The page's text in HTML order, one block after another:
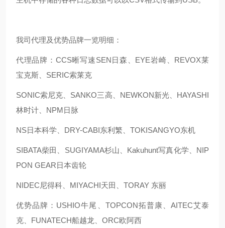
我司代理及优势品牌一览明细：
代理品牌：CCS晰写速SEN日森、EYE岩崎、REVOX莱
宝克斯、SERIC索莱克
SONIC索尼克、SANKO三高、NEWKON新光、HAYASHI
林时计、NPM日脉
NS日本科学、DRY-CABI东利繁、TOKISANGYO东机
SIBATA柴田、SUGIYAMA杉山、Kakuhunt写真化学、NIP
PON GEAR日本齿轮
NIDEC尼得科、MIYACHI天田、TORAY 东丽
优势品牌：USHIO牛尾、TOPCON拓普康、AITEC艾泰
克、FUNATECH船越龙、ORC欧阿西